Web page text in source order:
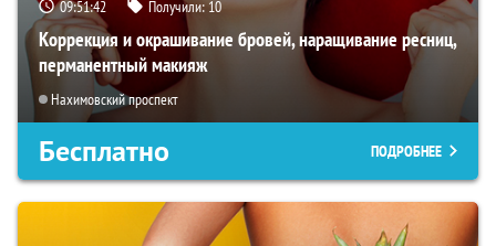
09:51:41 Получили: 10
Коррекция и окрашивание бровей, наращивание ресниц,
перманентный макияж
Нахимовский проспект
Бесплатно ПОДРОБНЕЕ